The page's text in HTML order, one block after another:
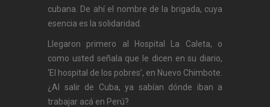
cubana. De ahí el nombre de la brigada, cuya
esencia es la solidaridad.
Llegaron primero al Hospital La Caleta, o
como usted señala que le dicen en su diario,
‘El hospital de los pobres’, en Nuevo Chimbote.
¿Al salir de Cuba, ya sabían dónde iban a
trabajar acá en Perú?